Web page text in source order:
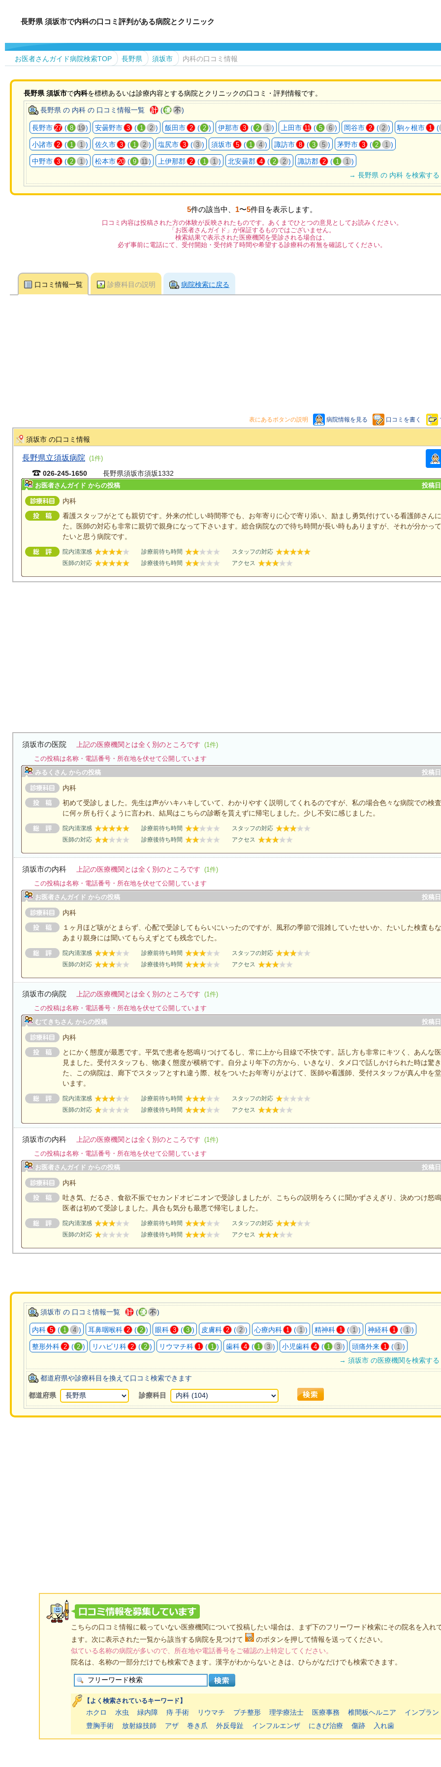
長野県 須坂市で内科の口コミ評判がある病院とクリニック
お医者さんガイド病院検索TOP 長野県 須坂市 内科の口コミ情報
長野県 須坂市で内科を標榜あるいは診療内容とする病院とクリニックの口コミ・評判情報です。
長野県 の 内科 の 口コミ情報一覧 計 (優 不)
長野市 27 ( 8 19) 安曇野市 3 ( 1 2 ) 飯田市 2 ( 2 ) 伊那市 3 ( 2 1 ) 上田市 11 ( 5 6 ) 岡谷市 2 ( 2 ) 駒ヶ根市 1 (
小諸市 2 ( 1 1 ) 佐久市 3 ( 1 2 ) 塩尻市 3 ( 3 ) 須坂市 5 ( 1 4 ) 諏訪市 8 ( 3 5 ) 茅野市 3 ( 2 1 )
中野市 3 ( 2 1 ) 松本市 20 ( 9 11) 上伊那郡 2 ( 1 1 ) 北安曇郡 4 ( 2 2 ) 諏訪郡 2 ( 1 1 )
→ 長野県 の 内科 を検索する
5件の該当中、 1〜5件目を表示します。
口コミ内容は投稿された方の体験が反映されたものです。あくまでひとつの意見としてお読みください。
「お医者さんガイド」が保証するものではございません。
検索結果で表示された医療機関を受診される場合は、
必ず事前に電話にて、受付開始・受付終了時間や希望する診療科の有無を確認してください。
口コミ情報一覧 診療科目の説明 病院検索に戻る
表にあるボタンの説明 病院情報を見る 口コミを書く
須坂市 の口コミ情報
長野県立須坂病院 (1件)
026-245-1650 長野県須坂市須坂1332
お医者さんガイド からの投稿 投稿
内科
看護スタッフがとても親切です。外来の忙しい時間帯でも、お年寄りに心で寄り添い、励まし勇気付けている看護師さん
た。医師の対応も非常に親切で親身になって下さいます。総合病院なので待ち時間が長い時もありますが、それが分かっ
たいと思う病院です。
院内清潔感 診療前待ち時間
スタッフの対応
医師の対応
診療後待ち時間 アクセス
須坂市の医院 上記の医療機関とは全く別のところです (1件)
この投稿は名称・電話番号・所在地を伏せて公開しています
みるくさん からの投稿
投稿
内科
初めて受診しました。先生は声がハキハキしていて、わかりやすく説明してくれるのですが、私の場合色々な病院での検
に何ヶ所も行くように言われ、結局はこちらの診断を貰えずに帰宅しました。少し不安に感じました。
院内清潔感 診療前待ち時間
スタッフの対応
医師の対応
診療後待ち時間 アクセス
須坂市の内科 上記の医療機関とは全く別のところです (1件)
この投稿は名称・電話番号・所在地を伏せて公開しています
お医者さんガイド からの投稿
投稿
内科
１ヶ月ほど咳がとまらず、心配で受診してもらいにいったのですが、風邪の季節で混雑していたせいか、たいした検査も
あまり親身には聞いてもらえずとても残念でした。
院内清潔感 診療前待ち時間
スタッフの対応
医師の対応
診療後待ち時間 アクセス
須坂市の病院 上記の医療機関とは全く別のところです (1件)
この投稿は名称・電話番号・所在地を伏せて公開しています
むてきちさん からの投稿
投稿
内科
とにかく態度が最悪です。平気で患者を怒鳴りつけてるし、常に上から目線で不快です。話し方も非常にキツく、あんな
見ました。受付スタッフも、物凄く態度が横柄です。自分より年下の方から、いきなり、タメ口で話しかけられた時は驚
た、この病院は、廊下でスタッフとすれ違う際、杖をついたお年寄りがよけて、医師や看護師、受付スタッフが真ん中を
います。
院内清潔感 診療前待ち時間
スタッフの対応
医師の対応
診療後待ち時間 アクセス
須坂市の内科 上記の医療機関とは全く別のところです (1件)
この投稿は名称・電話番号・所在地を伏せて公開しています
お医者さんガイド からの投稿
投稿
内科
吐き気、だるさ、食欲不振でセカンドオピニオンで受診しましたが、こちらの説明をろくに聞かずさえぎり、決めつけ怒
医者は初めて受診しました。具合も気分も最悪で帰宅しました。
院内清潔感 診療前待ち時間
スタッフの対応
医師の対応
診療後待ち時間 アクセス
須坂市 の 口コミ情報一覧 計 (優 不)
内科 5 ( 1 4 ) 耳鼻咽喉科 2 ( 2 ) 眼科 3 ( 3 ) 皮膚科 2 ( 2 ) 心療内科 1 ( 1 ) 精神科 1 ( 1 ) 神経科 1 ( 1 )
整形外科 2 ( 2 ) リハビリ科 2 ( 2 ) リウマチ科 1 ( 1 ) 歯科 4 ( 1 3 ) 小児歯科 4 ( 1 3 ) 頭痛外来 1 ( 1 )
→ 須坂市 の医療機関を検索する
都道府県や診療科目を換えて口コミ検索できます
都道府県 診療科目
こちらの口コミ情報に載っていない医療機関について投稿したい場合は、まず下のフリーワード検索にその院名を入れ
ます。次に表示された一覧から該当する病院を見つけて
のボタンを押して情報を送ってください。
似ている名称の病院が多いので、所在地や電話番号をご確認の上特定してください。
院名は、名称の一部分だけでも検索できます。漢字がわからないときは、ひらがなだけでも検索できます。
【よく検索されているキーワード】
ホクロ 水虫 緑内障 痔 手術 リウマチ プチ整形 理学療法士 医療事務 椎間板ヘルニア
インプラン
豊胸手術
放射線技師 アザ 巻き爪 外反母趾 インフルエンザ にきび治療 傷跡 入れ歯